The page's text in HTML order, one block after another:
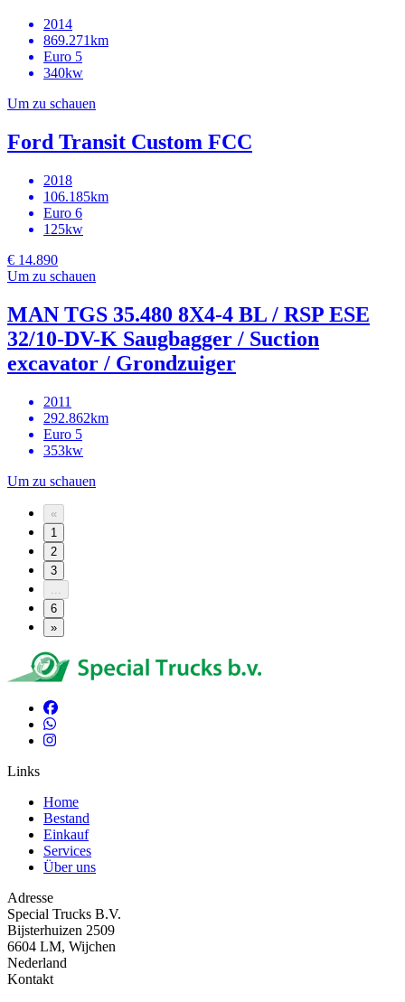
2014
869.271km
Euro 5
340kw
Um zu schauen
Ford Transit Custom FCC
2018
106.185km
Euro 6
125kw
€ 14.890
Um zu schauen
MAN TGS 35.480 8X4-4 BL / RSP ESE
32/10-DV-K Saugbagger / Suction
excavator / Grondzuiger
2011
292.862km
Euro 5
353kw
Um zu schauen
«
1
2
3
6
»
Links
Home
Bestand
Einkauf
Services
Über uns
Adresse
Special Trucks B.V.
Bijsterhuizen 2509
6604 LM, Wijchen
Nederland
Kontakt